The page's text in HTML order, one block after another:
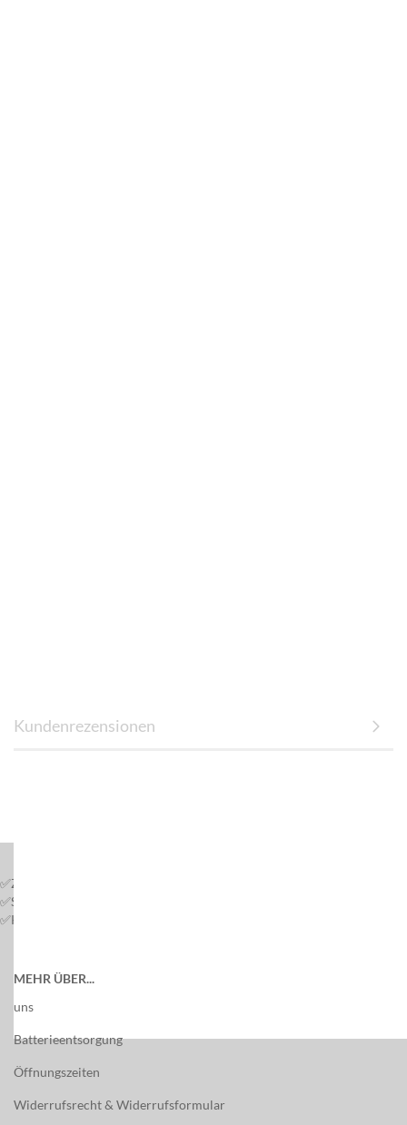
Kundenrezensionen
✅ZUVERLÄSSIG ✅SCHNELLE LIEFERUNG ✅HOHE QUALITÄT
✅SORGFÄLTIGE AUSFÜHRUNG ✅30 JAHRE ERFAHRUNG
✅KUNDENFREUNDLICHE ABWICKLUNG ✅SICHER EINKAUFEN
MEHR ÜBER...
uns
Batterieentsorgung
Öffnungszeiten
Widerrufsrecht & Widerrufsformular